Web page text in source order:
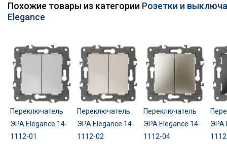
Похожие товары из категории Розетки и
Elegance
Переключатель
ЭРА Elegance 14-
1112-01
Переключатель
ЭРА Elegance 14-
1112-02
Переключатель
ЭРА Elegance 14-
1112-04
ЭРА